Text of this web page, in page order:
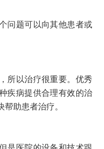
题可以向其他患者或
以治疗很重要。优秀
疾病提供合理有效的治
助患者治疗。